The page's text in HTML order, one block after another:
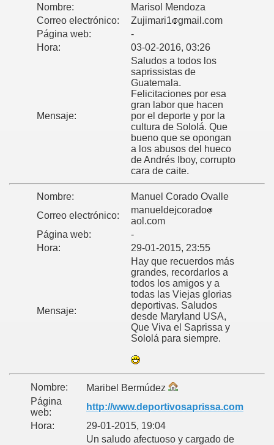
Nombre:
Marisol Mendoza
Correo electrónico:
Zujimari1
gmail.com
Página web:
-
Hora:
03-02-2016, 03:26
Mensaje:
Saludos a todos los
saprissistas de
Guatemala.
Felicitaciones por esa
gran labor que hacen
por el deporte y por la
cultura de Sololá. Que
bueno que se opongan
a los abusos del hueco
de Andrés Iboy, corrupto
cara de caite.
Nombre:
Manuel Corado Ovalle
Correo electrónico:
manueldejcorado
aol.com
Página web:
-
Hora:
29-01-2015, 23:55
Mensaje:
Hay que recuerdos más
grandes, recordarlos a
todos los amigos y a
todas las Viejas glorias
deportivas. Saludos
desde Maryland USA,
Que Viva el Saprissa y
Sololá para siempre.
Nombre:
Maribel Bermúdez
Página
web:
http://www.deportivosaprissa.com
Hora:
29-01-2015, 19:04
Un saludo afectuoso y cargado de